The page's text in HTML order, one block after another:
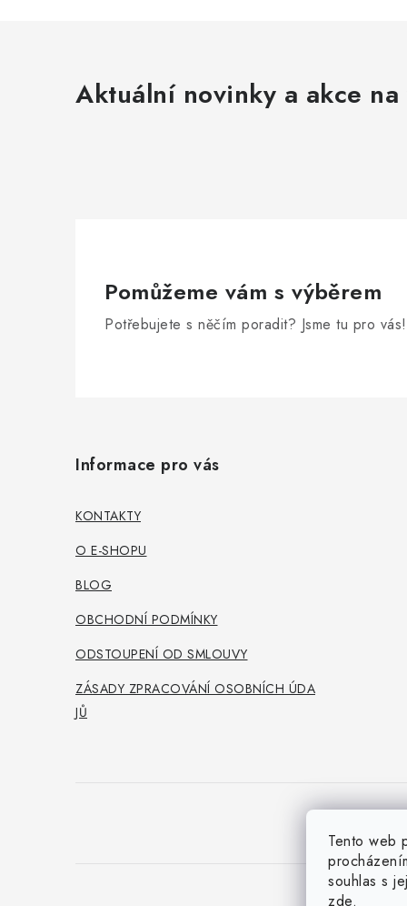
Tento web
souhlas s
zde.
r
s
Aktuální novinky a akce na
Pomůžeme vám s výběrem
Potřebujete s něčím poradit? Jsme tu pro vás!
Informace pro vás
KONTAKTY
O E-SHOPU
BLOG
OBCHODNÍ PODMÍNKY
ODSTOUPENÍ OD SMLOUVY
ZÁSADY ZPRACOVÁNÍ OSOBNÍCH ÚDA
JŮ